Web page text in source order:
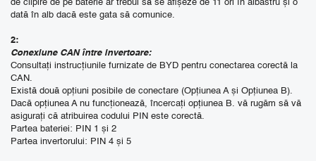
de clipire de pe baterie ar trebui să se afișeze de 11 ori în albastru și o
dată în alb dacă este gata să comunice.
2:
Conexiune CAN între invertoare:
Consultați instrucțiunile furnizate de BYD pentru conectarea corectă la
CAN.
Există două opțiuni posibile de conectare (Opțiunea A și Opțiunea B).
Dacă opțiunea A nu funcționează, încercați opțiunea B. vă rugăm să vă
asigurați că atribuirea codului PIN este corectă.
Partea bateriei: PIN 1 și 2
Partea invertorului: PIN 4 și 5